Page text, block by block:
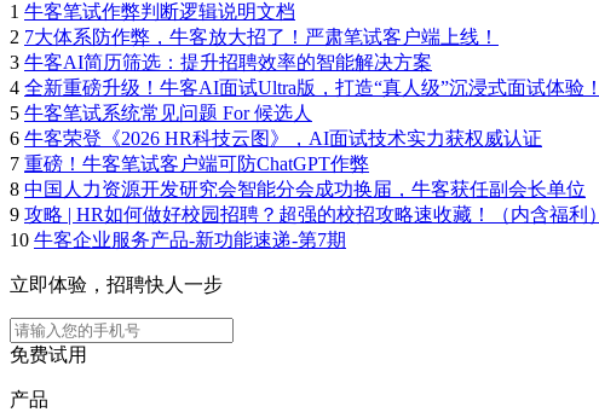
1 牛客笔试作弊判断逻辑说明文档
2 7大体系防作弊，牛客放大招了！严肃笔试客户端上线！
3 牛客AI简历筛选：提升招聘效率的智能解决方案
4 全新重磅升级！牛客AI面试Ultra版，打造“真人级”沉浸式面试体验！
5 牛客笔试系统常见问题 For 候选人
6 牛客荣登《2026 HR科技云图》，AI面试技术实力获权威认证
7 重磅！牛客笔试客户端可防ChatGPT作弊
8 中国人力资源开发研究会智能分会成功换届，牛客获任副会长单位
9 攻略 | HR如何做好校园招聘？超强的校招攻略速收藏！（内含福利）
10 牛客企业服务产品-新功能速递-第7期
立即体验，招聘快人一步
免费试用
产品